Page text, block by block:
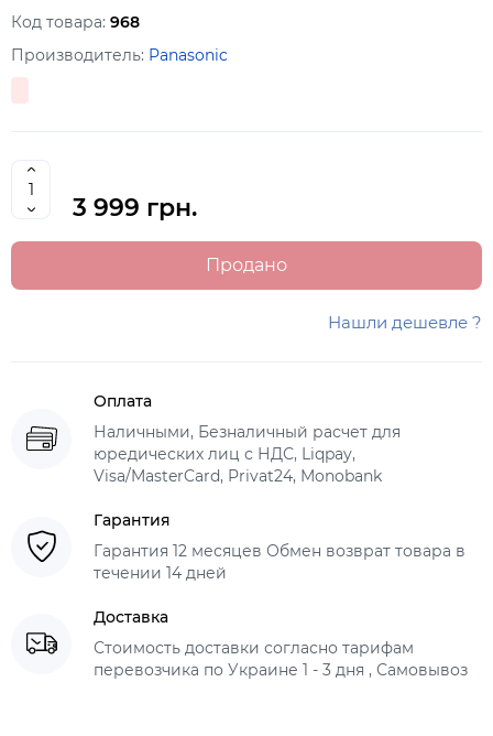
Код товара: 968
Производитель: Panasonic
3 999 грн.
Продано
Нашли дешевле ?
Оплата
Наличными, Безналичный расчет для
юредических лиц с НДС, Liqpay,
Visa/MasterCard, Privat24, Monobank
Гарантия
Гарантия 12 месяцев Обмен возврат товара в
течении 14 дней
Доставка
Стоимость доставки согласно тарифам
перевозчика по Украине 1 - 3 дня , Самовывоз